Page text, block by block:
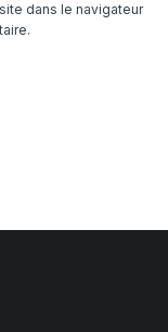
dans le navigateur